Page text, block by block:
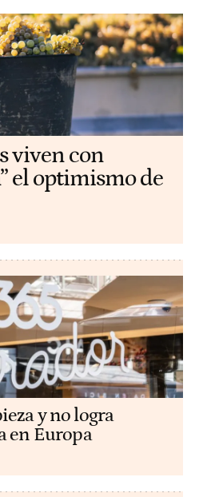
viven con
el optimismo de
y no logra
en Europa